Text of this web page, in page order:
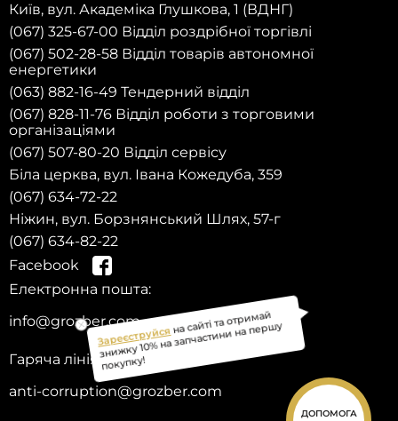
ДОПОМОГА
Київ, вул. Академіка Глушкова, 1 (ВДНГ)
(067) 325-67-00 Відділ роздрібної торгівлі
(067) 502-28-58 Відділ товарів автономної
енергетики
(063) 882-16-49 Тендерний відділ
(067) 828-11-76 Відділ роботи з торговими
організаціями
(067) 507-80-20 Відділ сервісу
Біла церква, вул. Івана Кожедуба, 359
(067) 634-72-22
Ніжин, вул. Борзнянський Шлях, 57-г
(067) 634-82-22
Facebook
Електронна пошта:
info@grozber.com
Гаряча лінія довіри:
anti-corruption@grozber.com
Зареєструйся на сайті та отримай
знижку 10% на запчастини на першу
покупку!